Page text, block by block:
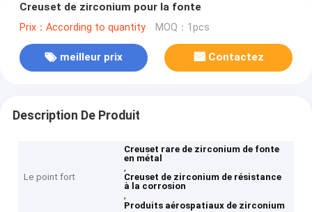
Creuset de zirconium pour la fonte
Prix：According to quantity MOQ：1pcs
meilleur prix Contactez
Description De Produit
Le point fort
Creuset rare de zirconium de fonte
en métal
,
Creuset de zirconium de résistance
à la corrosion
,
Produits aérospatiaux de zirconium